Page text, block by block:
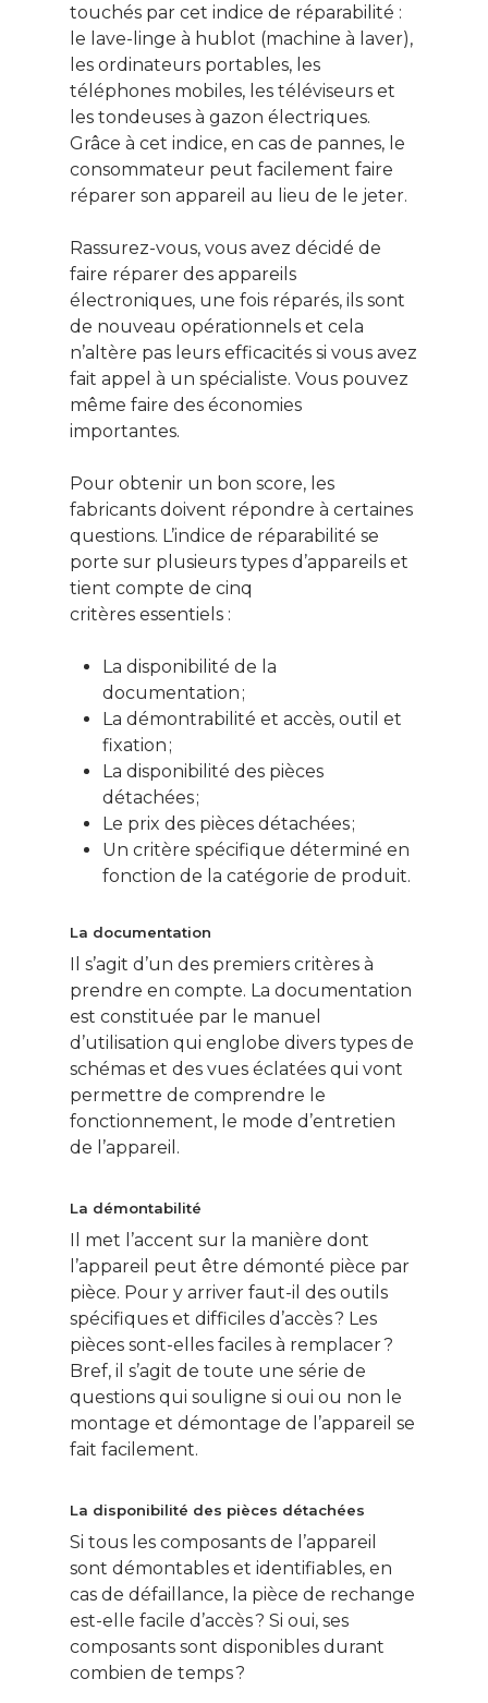
touchés par cet indice de réparabilité :
le lave-linge à hublot (machine à laver),
les ordinateurs portables, les
téléphones mobiles, les téléviseurs et
les tondeuses à gazon électriques.
Grâce à cet indice, en cas de pannes, le
consommateur peut facilement faire
réparer son appareil au lieu de le jeter.
Rassurez-vous, vous avez décidé de
faire réparer des appareils
électroniques, une fois réparés, ils sont
de nouveau opérationnels et cela
n’altère pas leurs efficacités si vous avez
fait appel à un spécialiste. Vous pouvez
même faire des économies
importantes.
Pour obtenir un bon score, les
fabricants doivent répondre à certaines
questions. L’indice de réparabilité se
porte sur plusieurs types d’appareils et
tient compte de cinq
critères essentiels :
La disponibilité de la
documentation ;
La démontrabilité et accès, outil et
fixation ;
La disponibilité des pièces
détachées ;
Le prix des pièces détachées ;
Un critère spécifique déterminé en
fonction de la catégorie de produit.
La documentation
Il s’agit d’un des premiers critères à
prendre en compte. La documentation
est constituée par le manuel
d’utilisation qui englobe divers types de
schémas et des vues éclatées qui vont
permettre de comprendre le
fonctionnement, le mode d’entretien
de l’appareil.
La démontabilité
Il met l’accent sur la manière dont
l’appareil peut être démonté pièce par
pièce. Pour y arriver faut-il des outils
spécifiques et difficiles d’accès ? Les
pièces sont-elles faciles à remplacer ?
Bref, il s’agit de toute une série de
questions qui souligne si oui ou non le
montage et démontage de l’appareil se
fait facilement.
La disponibilité des pièces détachées
Si tous les composants de l’appareil
sont démontables et identifiables, en
cas de défaillance, la pièce de rechange
est-elle facile d’accès ? Si oui, ses
composants sont disponibles durant
combien de temps ?
Gérer son
Jardin Animaux
Fiches pratiques
Le Monde